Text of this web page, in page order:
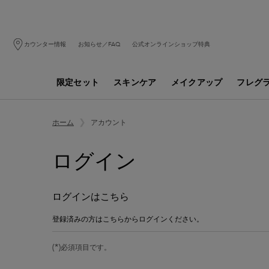
カウンター情報 お知らせ／FAQ 公式オンラインショップ特典
限定セット スキンケア メイクアップ フレグ
マイアカウント
ホーム アカウント
ログイン
ログインはこちら
登録済みの方はこちらからログインください。
(*)必須項目です。